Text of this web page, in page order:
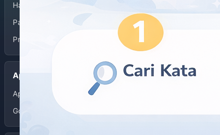
Halaman Depan
Panduan Penggunaan
Privacy Policy
Aplikasi
App Store
Google Play